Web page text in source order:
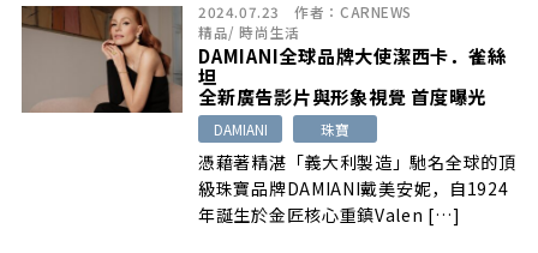
2024.07.23 作者： CARNEWS
精品/時尚生活
DAMIANI全球品牌大使潔西卡．雀絲
坦
全新廣告影片與形象視覺 首度曝光
DAMIANI 珠寶
憑藉著精湛「義大利製造」馳名全球的頂
級珠寶品牌DAMIANI戴美安妮，自1924
年誕生於金匠核心重鎮Valen […]